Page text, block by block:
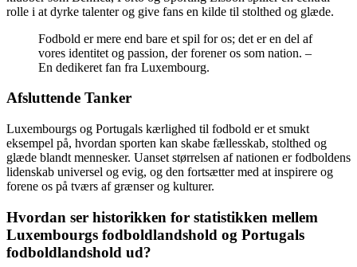
rolle i at dyrke talenter og give fans en kilde til stolthed og glæde.
Fodbold er mere end bare et spil for os; det er en del af
vores identitet og passion, der forener os som nation. –
En dedikeret fan fra Luxembourg.
Afsluttende Tanker
Luxembourgs og Portugals kærlighed til fodbold er et smukt
eksempel på, hvordan sporten kan skabe fællesskab, stolthed og
glæde blandt mennesker. Uanset størrelsen af nationen er fodboldens
lidenskab universel og evig, og den fortsætter med at inspirere og
forene os på tværs af grænser og kulturer.
Hvordan ser historikken for statistikken mellem
Luxembourgs fodboldlandshold og Portugals
fodboldlandshold ud?